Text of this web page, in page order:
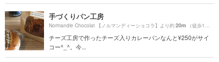
手づくりパン工房
Normandie Chocolat 【ノルマンディーショコラ】より約20m （徒歩1分）
チーズ工房で作ったチーズ入りカレーパンなんと¥250がサイ
コー^_^。今...